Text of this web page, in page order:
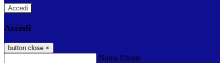
Accedi
Accedi
button close ×
Nome Utente